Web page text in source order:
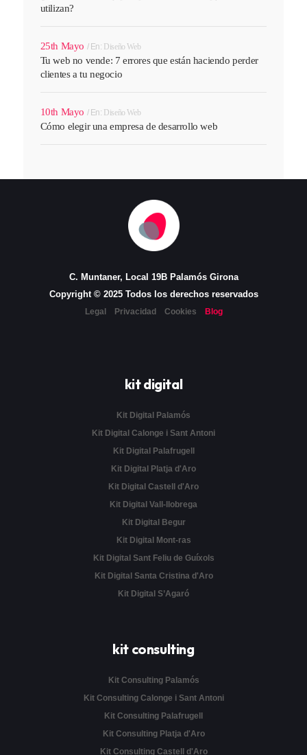
utilizan?
25th Mayo En: Diseño Web
Tu web no vende: 7 errores que están haciendo perder
clientes a tu negocio
10th Mayo En: Diseño Web
Cómo elegir una empresa de desarrollo web
C. Muntaner, Local 19B Palamós Girona
Copyright © 2025 Todos los derechos reservados
Legal Privacidad Cookies Blog
kit digital
Kit Digital Palamós
Kit Digital Calonge i Sant Antoni
Kit Digital Palafrugell
Kit Digital Platja d'Aro
Kit Digital Castell d'Aro
Kit Digital Vall-llobrega
Kit Digital Begur
Kit Digital Mont-ras
Kit Digital Sant Feliu de Guíxols
Kit Digital Santa Cristina d'Aro
Kit Digital S’Agaró
kit consulting
Kit Consulting Palamós
Kit Consulting Calonge i Sant Antoni
Kit Consulting Palafrugell
Kit Consulting Platja d'Aro
Kit Consulting Castell d'Aro